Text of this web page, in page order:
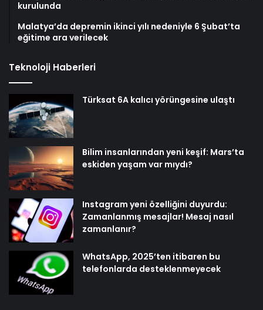
kurulunda
Malatya’da depremin ikinci yılı nedeniyle 6 Şubat’ta
eğitime ara verilecek
Teknoloji Haberleri
Türksat 6A kalıcı yörüngesine ulaştı
Bilim insanlarından yeni keşif: Mars’ta
eskiden yaşam var mıydı?
Instagram yeni özelliğini duyurdu:
Zamanlanmış mesajlar! Mesaj nasıl
zamanlanır?
WhatsApp, 2025’ten itibaren bu
telefonlarda desteklenmeyecek